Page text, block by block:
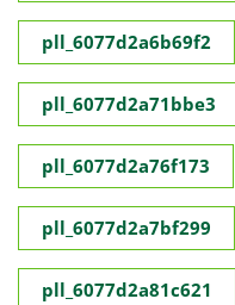
pll_6077d2a6b69f2
pll_6077d2a71bbe3
pll_6077d2a76f173
pll_6077d2a7bf299
pll_6077d2a81c621